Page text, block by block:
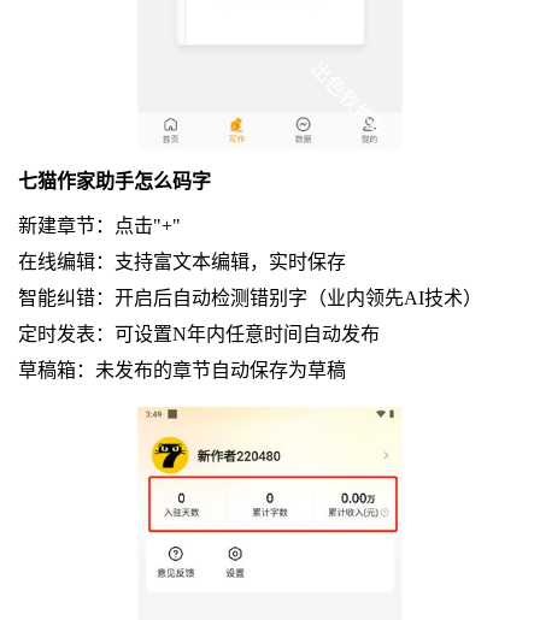
七猫作家助手怎么码字
新建章节：点击"+"
在线编辑：支持富文本编辑，实时保存
智能纠错：开启后自动检测错别字（业内领先AI技术）
定时发表：可设置N年内任意时间自动发布
草稿箱：未发布的章节自动保存为草稿